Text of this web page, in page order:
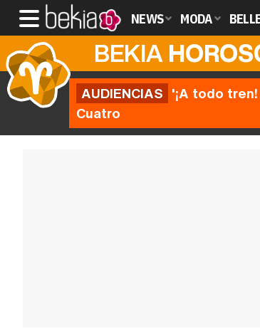
NEWS MODA
BEKIA
AUDIENCIAS '¡A todo
Cuatro